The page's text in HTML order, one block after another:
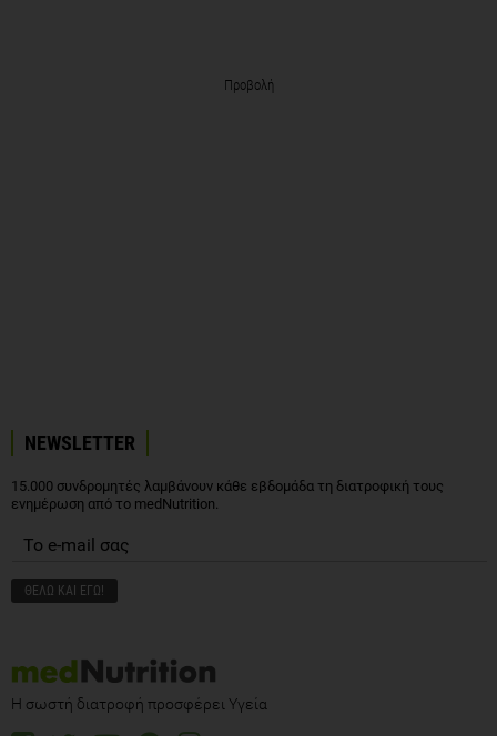
Προβολή
NEWSLETTER
15.000 συνδρομητές λαμβάνουν κάθε εβδομάδα τη διατροφική τους
ενημέρωση από το medNutrition.
Η σωστή διατροφή προσφέρει Υγεία